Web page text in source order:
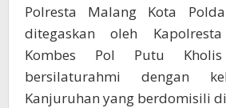
Polresta Malang Kota
ditegaskan oleh
Kombes Pol Putu
bersilaturahmi dengan
Kanjuruhan yang berdomisili